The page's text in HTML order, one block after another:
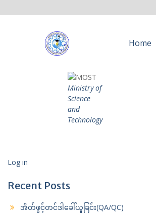
Home
Ministry of
Science
and
Technology
Log in
Recent Posts
အိတ်ဖွင့်တင်ဒါခေါ်ယူခြင်း(QA/QC)